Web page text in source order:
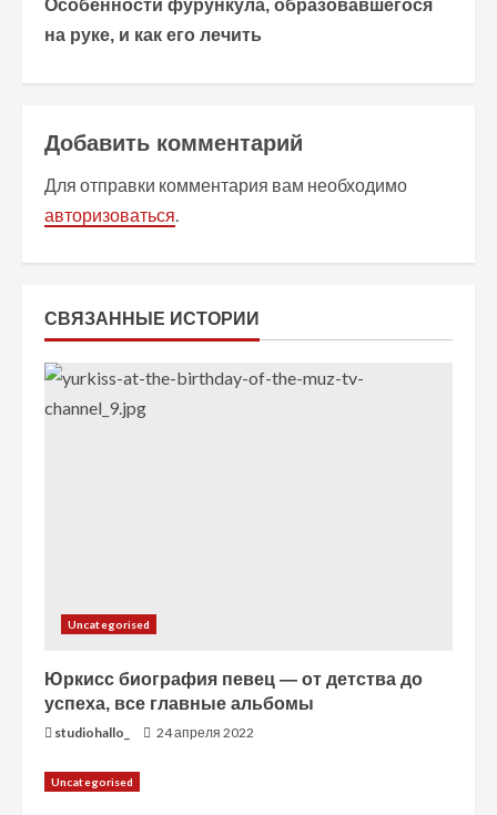
д
ж
и
ч
т
Особенности фурункула, образовавшегося
на руке, и как его лечить
Добавить комментарий
Для отправки комментария вам необходимо
авторизоваться.
СВЯЗАННЫЕ ИСТОРИИ
Uncategorised
Юркисс биография певец — от детства до
успеха, все главные альбомы
studiohallo_ 24 апреля 2022
Uncategorised